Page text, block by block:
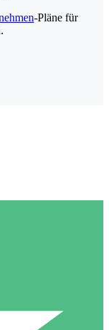
Credits. Keine
-Pläne für